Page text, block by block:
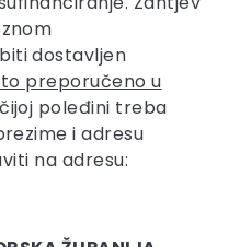
dostavljen
preporučeno u
poleđini treba
i adresu
na adresu: